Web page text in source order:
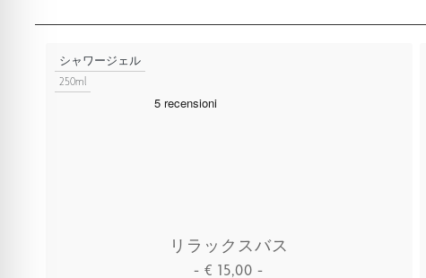
シャワージェル
250ml
リラックスバス
-€ 15,00 -